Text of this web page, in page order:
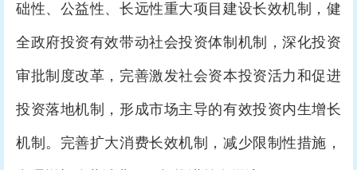
础性、公益性、长远性重大项目建设长效机制，健
全政府投资有效带动社会投资体制机制，深化投资
审批制度改革，完善激发社会资本投资活力和促进
投资落地机制，形成市场主导的有效投资内生增长
机制。完善扩大消费长效机制，减少限制性措施，